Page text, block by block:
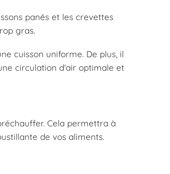
panés et les crevettes
gras.
cuisson uniforme. De plus, il
circulation d'air optimale et
Cela permettra à
de vos aliments.